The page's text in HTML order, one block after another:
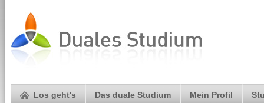
Los geht's Das duale Studium Mein Profil